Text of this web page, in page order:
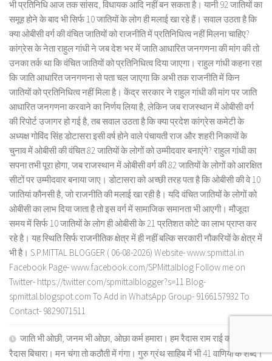
भी प्रतिनिधि आज तक सांसद, विधायक आदि नहीं बन सकता है। यानी 92 जातियों का
समूह होने के बाद भी सिर्फ 10 जातियों के लोग ही मलाई खा रहे हैं। सवाल उठता है कि
क्या ओबीसी वर्ग की वंचित जातियों को राजनीति में प्रतिनिधित्व नहीं मिलना चाहिए?
कांग्रेस के नेता राहुल गांधी ने जब देश भर में जाति आधारित जनगणना की मांग की तो
उनका तर्क था कि वंचित जातियों को प्रतिनिधित्व दिया जाएगा। राहुल गांधी कहना रहा
कि जाति आधारित जनगणना से पता चल जाएगा कि अभी तक राजनीति में किन
जातियों को प्रतिनिधित्व नहीं मिला है। केंद्र सरकार ने राहुल गांधी की मांग पर जाति
आधारित जनगणना करवाने का निर्णय लिया है, लेकिन जब राजस्थान में ओबीसी वर्ग
की रिपोर्ट उजागर हो गई है, तब सवाल उठता है कि क्या प्रदेश कांग्रेस कमेटी के
अध्यक्ष गोविंद सिंह डोटासरा इसी वर्ष होने वाले पंचायती राज और शहरी निकायों के
चुनाव में ओबीसी की वंचित 82 जातियों के लोगों को उम्मीदवार बनाएंगे? राहुल गांधी का
सपना तभी पूरा होगा, जब राजस्थान में ओबीसी वर्ग की 82 जातियों के लोगों को आरक्षित
सीटों पर उम्मीदवार बनाया जाए। डोटासरा को अच्छी तरह पता है कि ओबीसी की वे 10
जातियां कौनसी है, जो राजनीति की मलाई खा रही है। यदि वंचित जातियों के लोगों को
ओबीसी का लाभ दिया जाता है तो इस वर्ग में सामाजिक समानता भी आएगी। मौजूदा
समय में सिर्फ 10 जातियों के लोग ही ओबीसी के 21 प्रतिशत कोटे का लाभ प्राप्त कर
रहे है। यह स्थिति सिर्फ राजनीतिक क्षेत्र में ही नहीं बल्कि सरकारी नौकरियों के क्षेत्र में
भी है। S.P.MITTAL BLOGGER ( 06-08-2026) Website- www.spmittal.in
Facebook Page- www.facebook.com/SPMittalblog Follow me on
Twitter- https://twitter.com/spmittalblogger?s=11 Blog-
spmittal.blogspot.com To Add in WhatsApp Group- 9166157932 To
Contact- 9829071511
जाति भी ओछी, जनम भी ओछा, ओछा कर्म हमारा। हम रैदास राम राई को, कह
रैदास बिचारा। मन चंगा तो कठौती में गंगा। गुरु ग्रंथ साहिब में भी 41 वाणियों के शब्द।